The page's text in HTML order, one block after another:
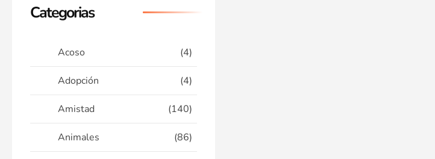
Categorias
Acoso (4)
Adopción (4)
Amistad (140)
Animales (86)